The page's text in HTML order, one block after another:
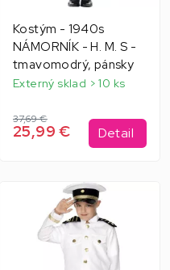
Kostým - 1940s
NÁMORNÍK - H. M. S -
tmavomodrý, pánsky
Externý sklad > 10 ks
37,69 €
25,99 € Detail